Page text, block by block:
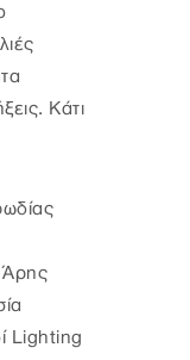
Κάτι
Άρης
Lighting